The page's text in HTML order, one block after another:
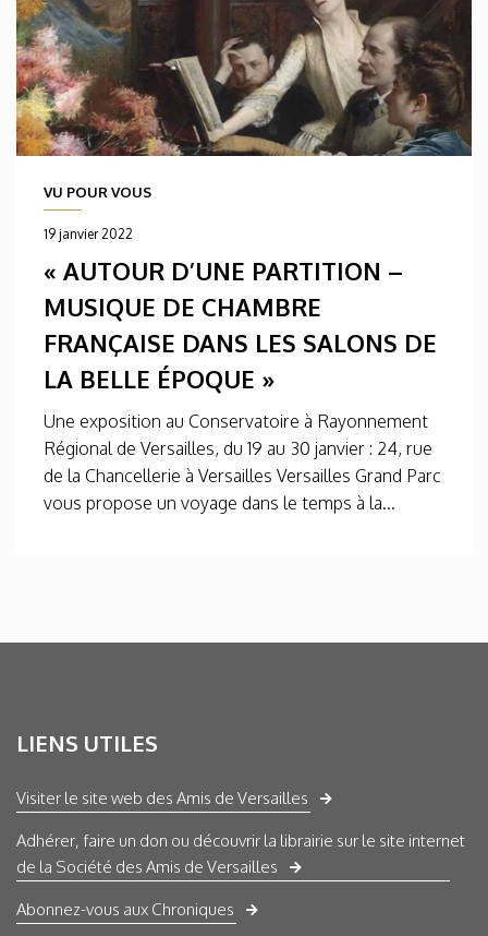
VU POUR VOUS
19 janvier 2022
« AUTOUR D’UNE PARTITION –
MUSIQUE DE CHAMBRE
FRANÇAISE DANS LES SALONS DE
LA BELLE ÉPOQUE »
Une exposition au Conservatoire à Rayonnement
Régional de Versailles, du 19 au 30 janvier : 24, rue
de la Chancellerie à Versailles Versailles Grand Parc
vous propose un voyage dans le temps à la...
LIENS UTILES
Visiter le site web des Amis de Versailles
Adhérer, faire un don ou découvrir la librairie sur le site internet
de la Société des Amis de Versailles
Abonnez-vous aux Chroniques